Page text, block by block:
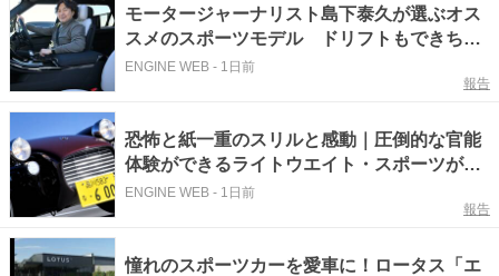
モータージャーナリスト島下泰久が選ぶオス
スメのスポーツモデル ドリフトもできちゃ
う4WDのスーパーホットハッチ
ENGINE WEB - 1日前
報告
恐怖と紙一重のスリルと感動｜圧倒的な官能
体験ができるライトウエイト・スポーツが18
位！【2026年版本音で選んだ100台のマイ・
ENGINE WEB - 1日前
報告
憧れのスポーツカーを愛車に！ロータス「エ